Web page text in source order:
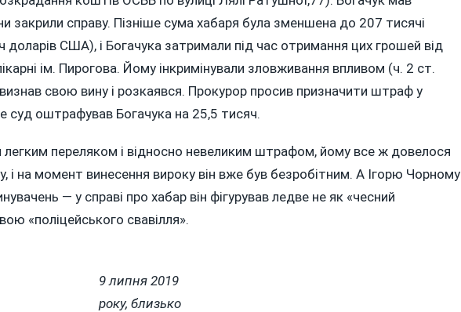
закрили справу. Пізніше сума хабаря була зменшена до 207 тисячі
доларів США), і Богачука затримали під час отримання цих грошей від
ім. Пирогова. Йому інкримінували зловживання впливом (ч. 2 ст.
свою вину і розкаявся. Прокурор просив призначити штраф у
суд оштрафував Богачука на 25,5 тисяч.
легким переляком і відносно невеликим штрафом, йому все ж довелося
і на момент винесення вироку він вже був безробітним. А Ігорю Чорному
— у справі про хабар він фігурував ледве не як «чесний
«поліцейського свавілля».
9 липня 2019
року, близько